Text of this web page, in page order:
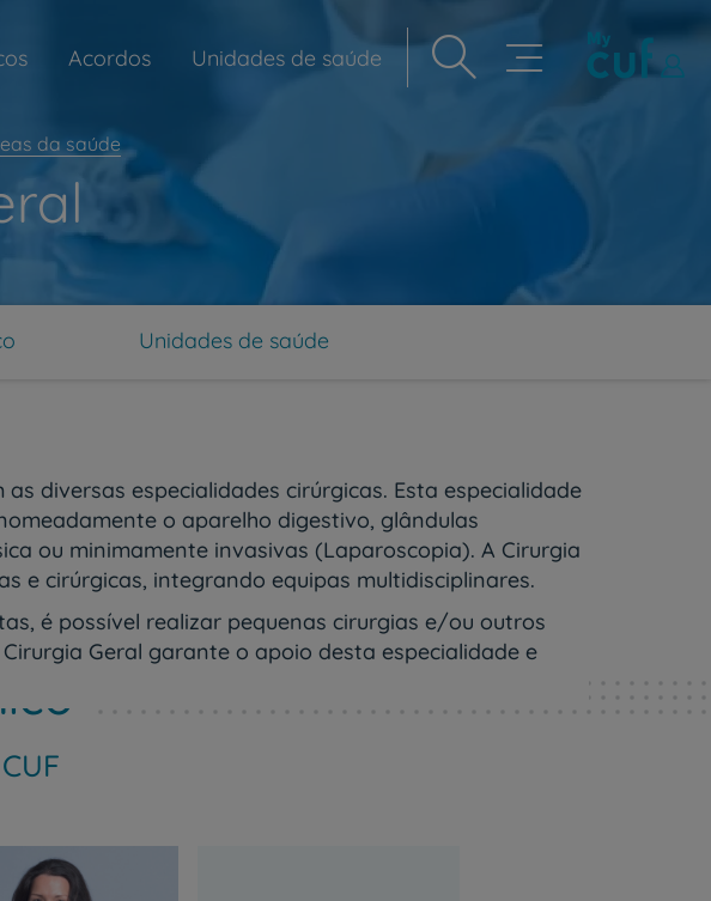
Navegação
Acordos Unidades de saúde
da saúde
Unidades de saúde
diversas especialidades cirúrgicas. Esta especialidade
o aparelho digestivo, glândulas
ou minimamente invasivas (Laparoscopia). A Cirurgia
e cirúrgicas, integrando equipas multidisciplinares.
é possível realizar pequenas cirurgias e/ou outros
Geral garante o apoio desta especialidade e